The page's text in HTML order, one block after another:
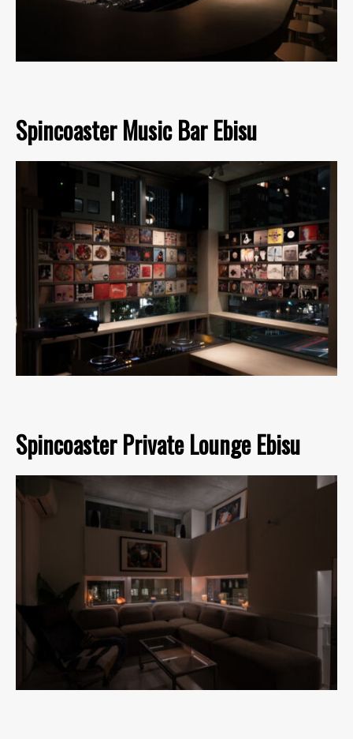
Spincoaster Music Bar Ebisu
Spincoaster Private Lounge Ebisu